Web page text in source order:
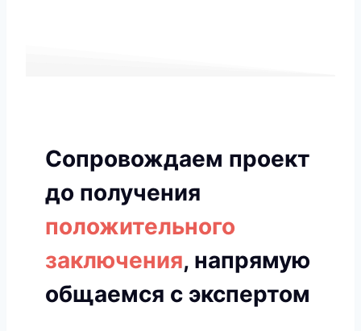
Сопровождаем проект
до получения
положительного
заключения, напрямую
общаемся с экспертом